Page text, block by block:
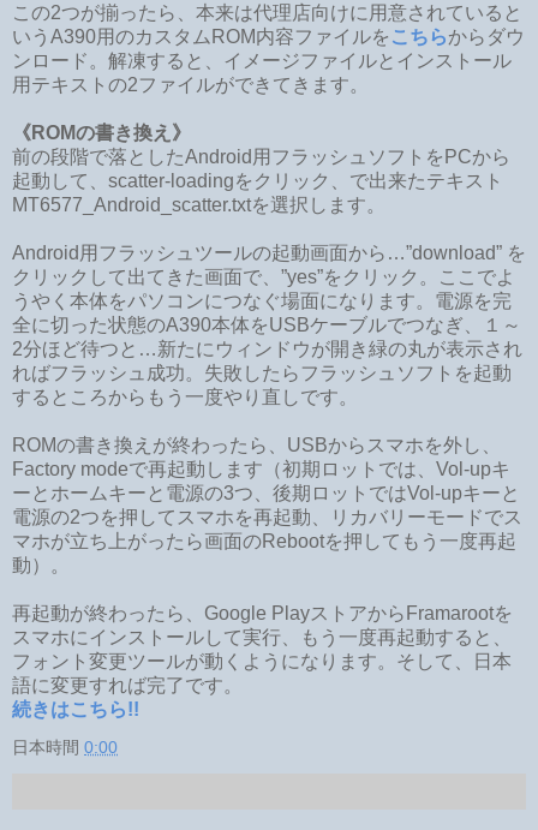
この2つが揃ったら、本来は代理店向けに用意されていると
いうA390用のカスタムROM内容ファイルを こちらからダウ
ンロード。解凍すると、イメージファイルとインストール
用テキストの2ファイルができてきます。
《ROMの書き換え》
前の段階で落としたAndroid用フラッシュソフトをPCから
起動して、scatter-loadingをクリック、で出来たテキスト
MT6577_Android_scatter.txtを選択します。
Android用フラッシュツールの起動画面から…”download” を
クリックして出てきた画面で、”yes”をクリック。ここでよ
うやく本体をパソコンにつなぐ場面になります。電源を完
全に切った状態のA390本体をUSBケーブルでつなぎ、１～
2分ほど待つと…新たにウィンドウが開き緑の丸が表示され
ればフラッシュ成功。失敗したらフラッシュソフトを起動
するところからもう一度やり直しです。
ROMの書き換えが終わったら、USBからスマホを外し、
Factory modeで再起動します（初期ロットでは、Vol-upキ
ーとホームキーと電源の3つ、後期ロットではVol-upキーと
電源の2つを押してスマホを再起動、リカバリーモードでス
マホが立ち上がったら画面のRebootを押してもう一度再起
動）。
再起動が終わったら、Google PlayストアからFramarootを
スマホにインストールして実行、もう一度再起動すると、
フォント変更ツールが動くようになります。そして、日本
語に変更すれば完了です。
続きはこちら!!
日本時間 0:00